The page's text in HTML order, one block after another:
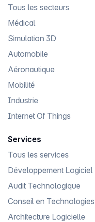
Tous les secteurs
Médical
Simulation 3D
Automobile
Aéronautique
Mobilité
Industrie
Internet Of Things
Services
Tous les services
Développement Logiciel
Audit Technologique
Conseil en Technologies
Architecture Logicielle